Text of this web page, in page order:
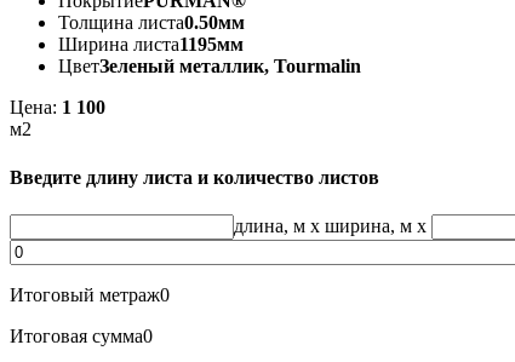
Толщина листа0.50мм
Ширина листа1195мм
ЦветЗеленый металлик, Tourmalin
Цена: 1 100
м2
Введите длину листа и количество листов
длина, м x ширина, м x
Итоговый метраж0
Итоговая сумма0